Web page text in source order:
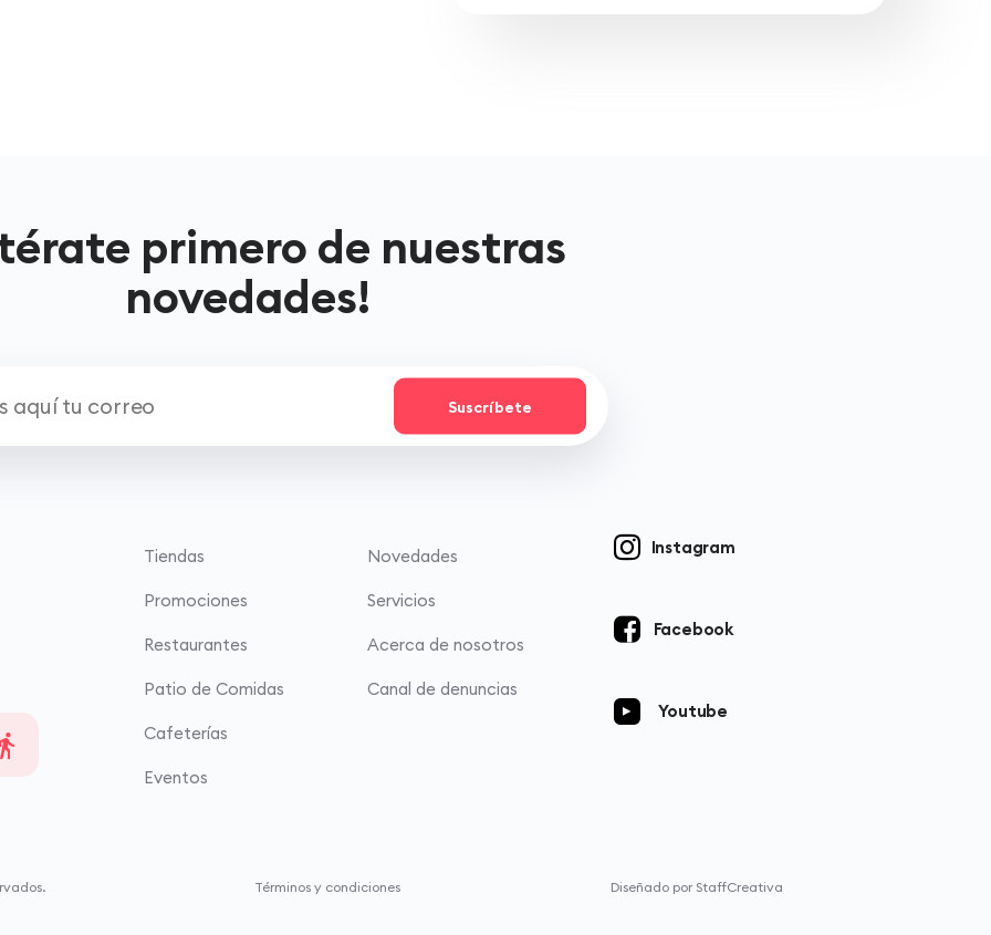
primero de nuestras
novedades!
Suscríbete
Tiendas
Promociones
Restaurantes
Patio de Comidas
Cafeterías
Eventos
Novedades
Servicios
Acerca de nosotros
Canal de denuncias
Instagram
Facebook
Youtube
Términos y condiciones Diseñado por StaffCreativa